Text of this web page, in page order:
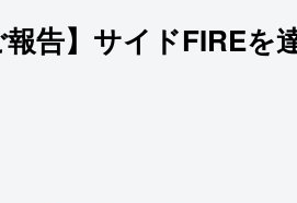
報告】サイドFIRE